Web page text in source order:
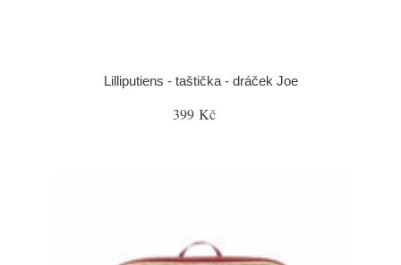
Lilliputiens - taštička - dráček Joe
399 Kč